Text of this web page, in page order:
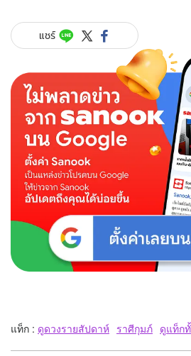
แชร์
แท็ก : ดูดวงรายสัปดาห์ ราศีกุมภ์ ดูแท็ก